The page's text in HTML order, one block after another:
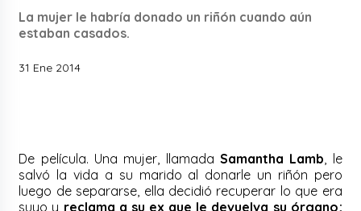
La mujer le habría donado un riñón cuando aún
estaban casados.
31 Ene 2014
De película. Una mujer, llamadaSamantha Lamb, le
salvó la vida a su marido al donarle un riñón pero
luego de separarse, ella decidió recuperar lo que era
suyo y reclama a su ex que le devuelva su órgano;